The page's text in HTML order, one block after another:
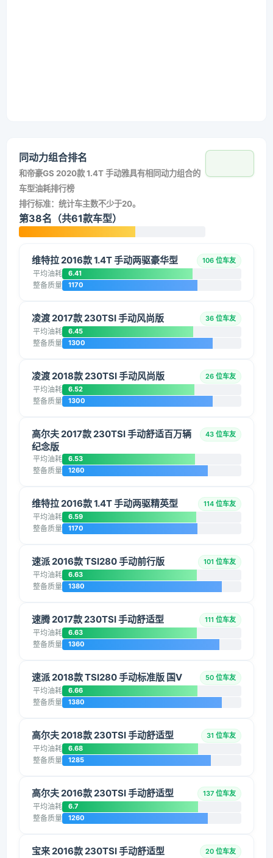
同动力组合排名
和帝豪GS 2020款 1.4T 手动雅具有相同动力组合的
车型油耗排行榜
排行标准：统计车主数不少于20。
第38名（共61款车型）
维特拉 2016款 1.4T 手动两驱豪华型 106 位车友
平均油耗 6.41
整备质量 1170
凌渡 2017款 230TSI 手动风尚版 36 位车友
平均油耗 6.45
整备质量 1300
凌渡 2018款 230TSI 手动风尚版 26 位车友
平均油耗 6.52
整备质量 1300
高尔夫 2017款 230TSI 手动舒适百万辆
纪念版
43 位车友
平均油耗 6.53
整备质量 1260
维特拉 2016款 1.4T 手动两驱精英型 114 位车友
平均油耗 6.59
整备质量 1170
速派 2016款 TSI280 手动前行版 101 位车友
平均油耗 6.63
整备质量 1380
速腾 2017款 230TSI 手动舒适型 111 位车友
平均油耗 6.63
整备质量 1360
速派 2018款 TSI280 手动标准版 国V 50 位车友
平均油耗 6.66
整备质量 1380
高尔夫 2018款 230TSI 手动舒适型 31 位车友
平均油耗 6.68
整备质量 1285
高尔夫 2016款 230TSI 手动舒适型 137 位车友
平均油耗 6.7
整备质量 1260
宝来 2016款 230TSI 手动舒适型 20 位车友